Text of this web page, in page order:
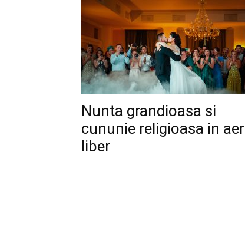
Nunta grandioasa si
cununie religioasa in aer
liber